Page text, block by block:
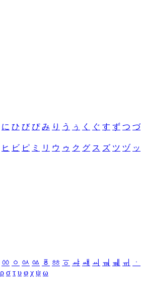
に ひ び ぴ み り う ぅ く ぐ す ず つ づ
ヒ ビ ピ ミ リ ウ ゥ ク グ ス ズ ツ ヅ ッ
ㆀ ㆁ ㆂ ㆃ ㆄ ㆅ ㆆ ㆇ ㆈ ㆉ ㆊ ㆋ ㆌ ㆍ
ρ σ τ υ φ χ ψ ω